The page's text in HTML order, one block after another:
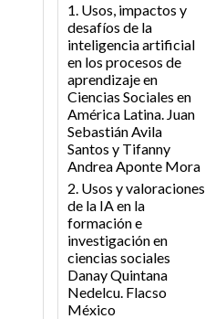
1. Usos, impactos y
desafíos de la
inteligencia artificial
en los procesos de
aprendizaje en
Ciencias Sociales en
América Latina. Juan
Sebastián Avila
Santos y Tifanny
Andrea Aponte Mora
2. Usos y valoraciones
de la IA en la
formación e
investigación en
ciencias sociales
Danay Quintana
Nedelcu. Flacso
México